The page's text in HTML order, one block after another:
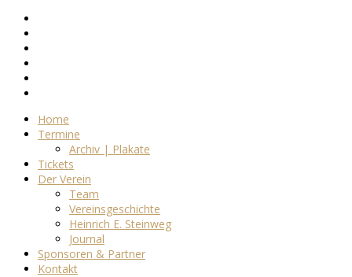
Home
Termine
Archiv | Plakate
Tickets
Der Verein
Team
Vereinsgeschichte
Heinrich E. Steinweg
Journal
Sponsoren & Partner
Kontakt